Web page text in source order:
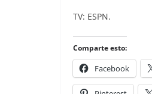
TV: ESPN.
Comparte esto:
Facebook